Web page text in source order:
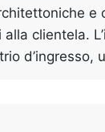
e
clientela.
d’ingresso,